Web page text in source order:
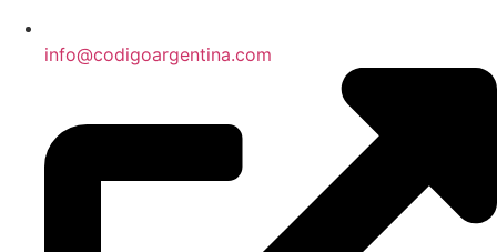
info@codigoargentina.com